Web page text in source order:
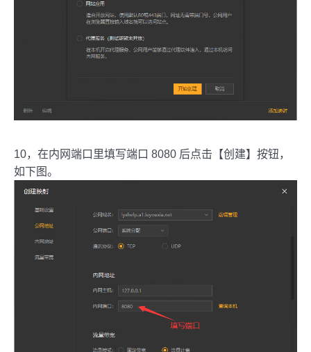
10，在内网端口里填写端口 8080 后点击【创建】按钮，
如下图。